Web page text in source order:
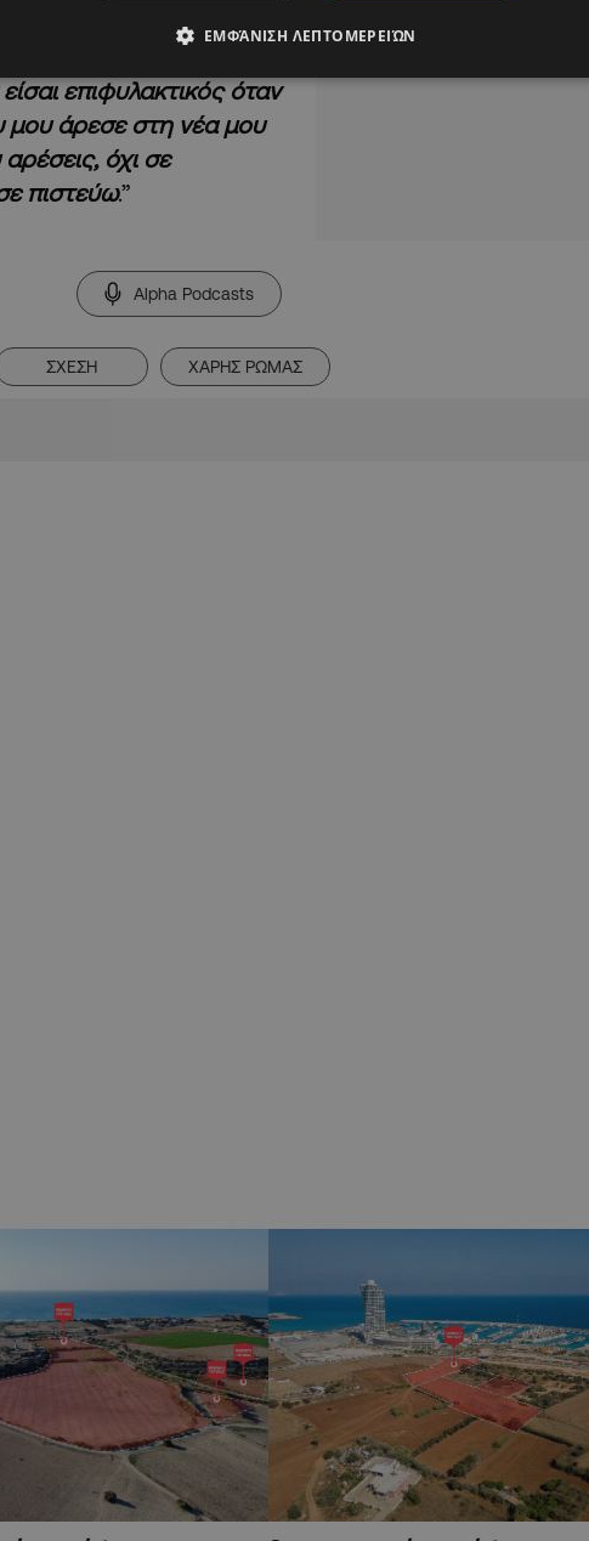
εμπιστοσύνης που
η μοίρα, έρχεται
επιφυλακτικός όταν
μου άρεσε στη νέα μου
όχι σε
πιστεύω.”
Alpha Podcasts
ΣΧΕΣΗ ΧΑΡΗΣ ΡΩΜΑΣ
ΕΜΦΆΝΙΣΗ ΛΕΠΤΟΜΕΡΕΙΏΝ